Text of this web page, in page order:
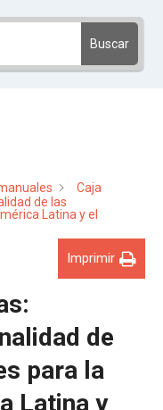
Buscar
Caja
de las
Latina y el
Imprimir
de
para la
Latina y